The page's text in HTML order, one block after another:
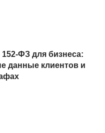
для бизнеса:
данные клиентов и